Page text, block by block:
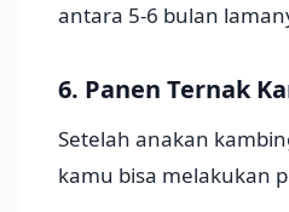
antara 5-6 bulan
6. Panen Ternak
Setelah anakan
kamu bisa melakukan